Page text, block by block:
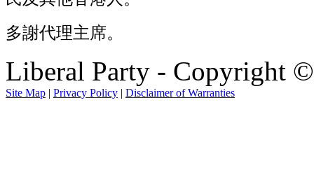
多謝代理主席。
Liberal Party - Copyright
Site Map | Privacy Policy | Disclaimer of Warranties